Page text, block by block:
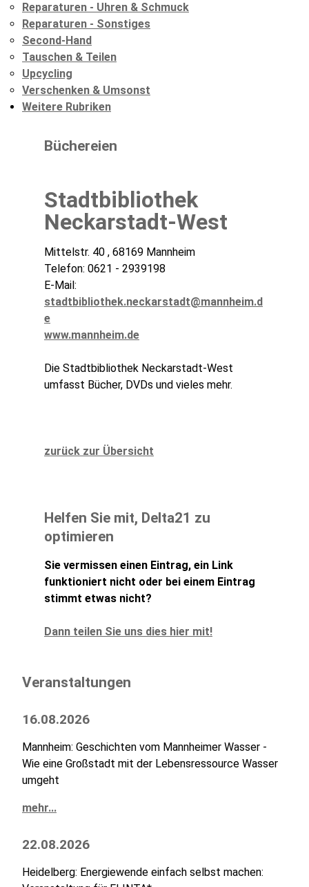
Reparaturen - Uhren & Schmuck
Reparaturen - Sonstiges
Second-Hand
Tauschen & Teilen
Upcycling
Verschenken & Umsonst
Weitere Rubriken
Büchereien
Stadtbibliothek
Neckarstadt-West
Mittelstr. 40 , 68169 Mannheim
Telefon: 0621 - 2939198
E-Mail:
stadtbibliothek.neckarstadt@mannheim.d
e
www.mannheim.de
Die Stadtbibliothek Neckarstadt-West
umfasst Bücher, DVDs und vieles mehr.
zurück zur Übersicht
Helfen Sie mit, Delta21 zu
optimieren
Sie vermissen einen Eintrag, ein Link
funktioniert nicht oder bei einem Eintrag
stimmt etwas nicht?
Dann teilen Sie uns dies hier mit!
Veranstaltungen
16.08.2026
Mannheim: Geschichten vom Mannheimer Wasser -
Wie eine Großstadt mit der Lebensressource Wasser
umgeht
mehr...
22.08.2026
Heidelberg: Energiewende einfach selbst machen: